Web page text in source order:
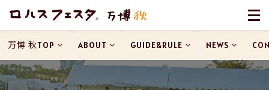
万博 秋TOP ABOUT GUIDE&RULE NEWS